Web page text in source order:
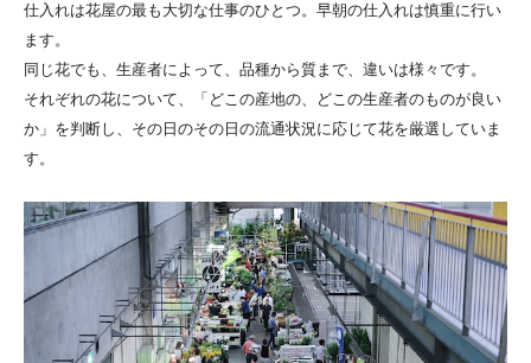
仕入れは花屋の最も大切な仕事のひとつ。早朝の仕入れは慎重に行い
ます。
同じ花でも、生産者によって、品種から質まで、違いは様々です。
それぞれの花について、「どこの産地の、どこの生産者のものが良い
か」を判断し、その日のその日の流通状況に応じて花を厳選していま
す。